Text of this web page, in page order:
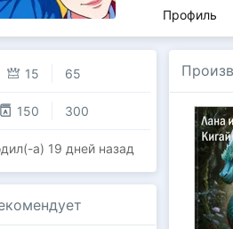
Профиль
15 65
150 300
a) 19 дней назад